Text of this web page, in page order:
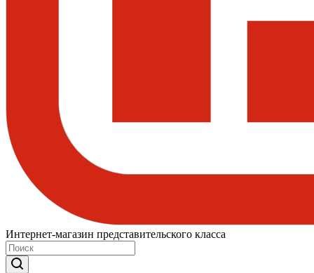
Интернет-магазин представительского класса